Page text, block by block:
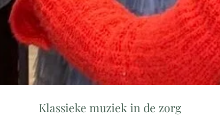
Klassieke muziek in de zorg